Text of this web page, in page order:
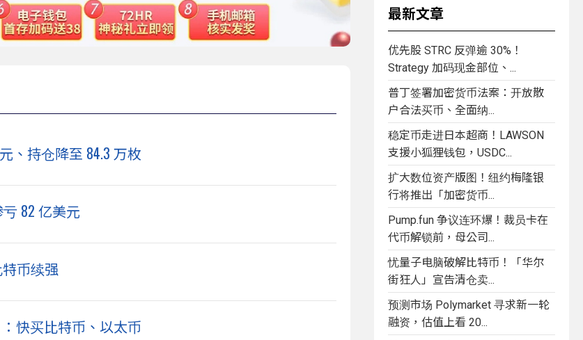
、持仓降至 84.3 万枚
82 亿美元
币续强
快买比特币、以太币
最新文章
优先股 STRC 反弹逾 30%！
Strategy 加码现金部位、...
普丁签署加密货币法案：开放散
户合法买币、全面纳...
稳定币走进日本超商！LAWSON
支援小狐狸钱包，USDC...
扩大数位资产版图！纽约梅隆银
行将推出「加密货币...
Pump.fun 争议连环爆！裁员卡在
代币解锁前，母公司...
忧量子电脑破解比特币！「华尔
街狂人」宣告清仓卖...
预测市场 Polymarket 寻求新一轮
融资，估值上看 20...